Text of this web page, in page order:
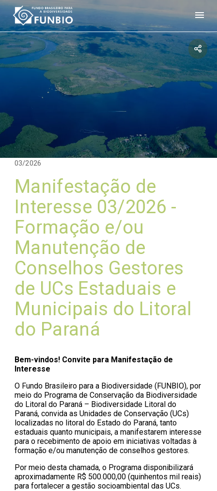
03/2026
Manifestação de
Interesse 03/2026 -
Formação e/ou
Manutenção de
Conselhos Gestores
de UCs Estaduais e
Municipais do Litoral
do Paraná
Bem-vindos! Convite para Manifestação de
Interesse
O Fundo Brasileiro para a Biodiversidade (FUNBIO), por
meio do Programa de Conservação da Biodiversidade
do Litoral do Paraná – Biodiversidade Litoral do
Paraná, convida as Unidades de Conservação (UCs)
localizadas no litoral do Estado do Paraná, tanto
estaduais quanto municipais, a manifestarem interesse
para o recebimento de apoio em iniciativas voltadas à
formação e/ou manutenção de conselhos gestores.
Por meio desta chamada, o Programa disponibilizará
aproximadamente R$ 500.000,00 (quinhentos mil reais)
para fortalecer a gestão socioambiental das UCs.